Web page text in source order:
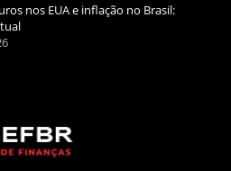
nos EUA e inflação no Brasil: